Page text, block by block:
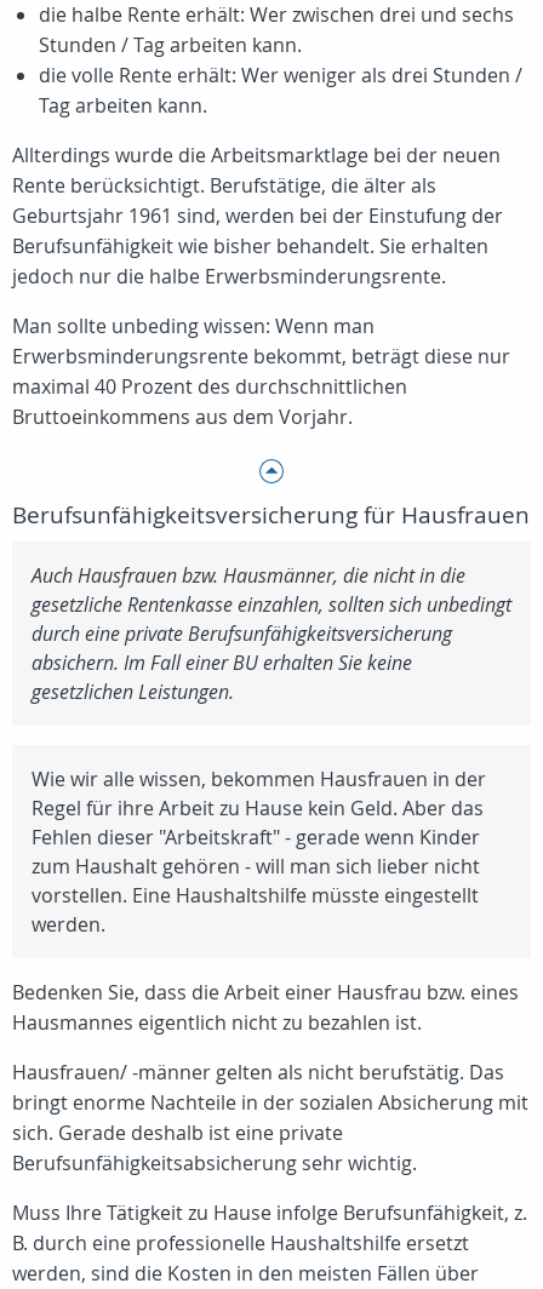
die halbe Rente erhält: Wer zwischen drei und sechs
Stunden / Tag arbeiten kann.
die volle Rente erhält: Wer weniger als drei Stunden /
Tag arbeiten kann.
Allterdings wurde die Arbeitsmarktlage bei der neuen
Rente berücksichtigt. Berufstätige, die älter als
Geburtsjahr 1961 sind, werden bei der Einstufung der
Berufsunfähigkeit wie bisher behandelt. Sie erhalten
jedoch nur die halbe Erwerbsminderungsrente.
Man sollte unbeding wissen: Wenn man
Erwerbsminderungsrente bekommt, beträgt diese nur
maximal 40 Prozent des durchschnittlichen
Bruttoeinkommens aus dem Vorjahr.
Berufsunfähigkeitsversicherung für Hausfrauen
Auch Hausfrauen bzw. Hausmänner, die nicht in die
gesetzliche Rentenkasse einzahlen, sollten sich unbedingt
durch eine private Berufsunfähigkeitsversicherung
absichern. Im Fall einer BU erhalten Sie keine
gesetzlichen Leistungen.
Wie wir alle wissen, bekommen Hausfrauen in der
Regel für ihre Arbeit zu Hause kein Geld. Aber das
Fehlen dieser "Arbeitskraft" - gerade wenn Kinder
zum Haushalt gehören - will man sich lieber nicht
vorstellen. Eine Haushaltshilfe müsste eingestellt
werden.
Bedenken Sie, dass die Arbeit einer Hausfrau bzw. eines
Hausmannes eigentlich nicht zu bezahlen ist.
Hausfrauen/ -männer gelten als nicht berufstätig. Das
bringt enorme Nachteile in der sozialen Absicherung mit
sich. Gerade deshalb ist eine private
Berufsunfähigkeitsabsicherung sehr wichtig.
Muss Ihre Tätigkeit zu Hause infolge Berufsunfähigkeit, z.
B. durch eine professionelle Haushaltshilfe ersetzt
werden, sind die Kosten in den meisten Fällen über